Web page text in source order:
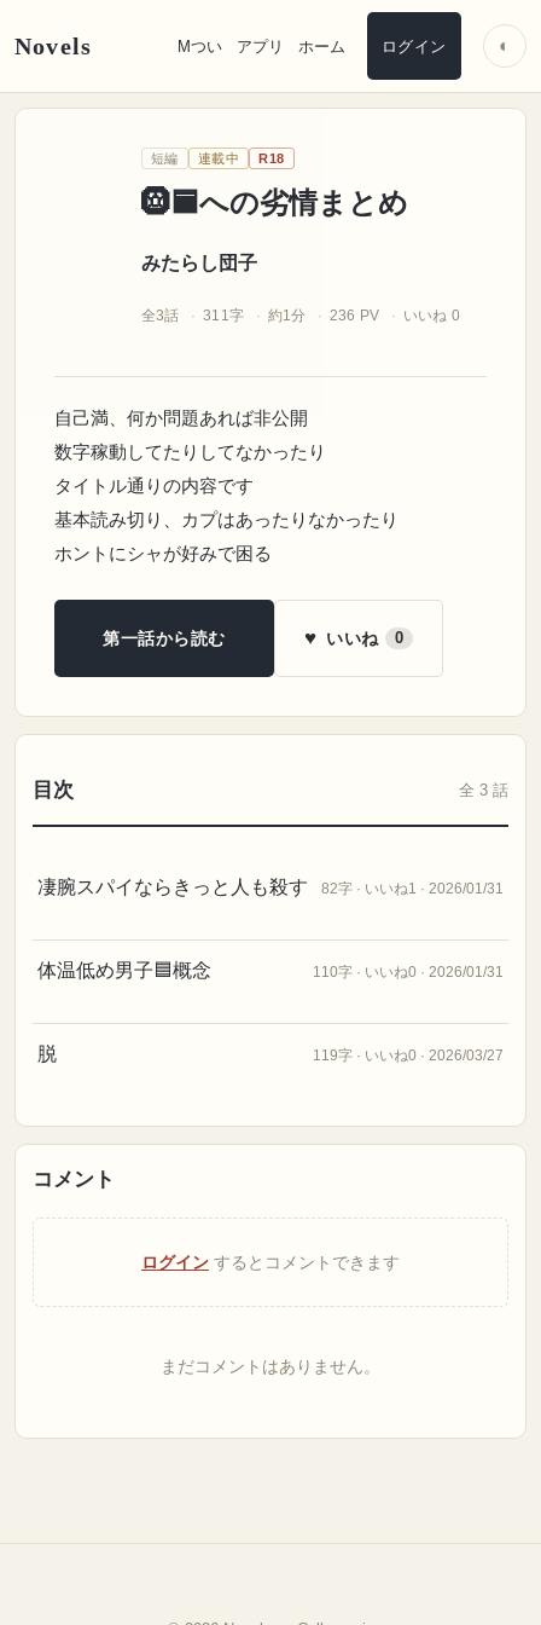
Novels Mつい アプリ ホーム ログイン ◐
短編 連載中 R18
🛞🟦への劣情まとめ
みたらし団子
全3話 311字 約1分 236 PV いいね 0
自己満、何か問題あれば非公開
数字稼動してたりしてなかったり
タイトル通りの内容です
基本読み切り、カプはあったりなかったり
ホントにシャが好みで困る
第一話から読む ♥ いいね 0
目次 全 3 話
凄腕スパイならきっと人も殺す 82字 · いいね1 · 2026/01/31
体温低め男子🟦概念 110字 · いいね0 · 2026/01/31
脱 119字 · いいね0 · 2026/03/27
コメント
ログイン するとコメントできます
まだコメントはありません。